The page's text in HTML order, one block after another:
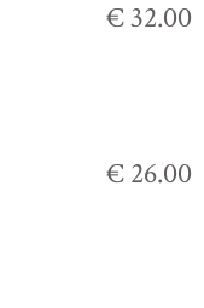
€ 32.00
€ 26.00